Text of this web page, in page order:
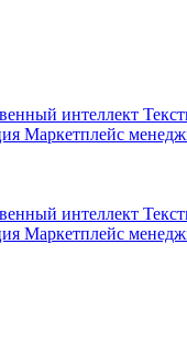
интеллект
Маркетплейс
интеллект
Маркетплейс